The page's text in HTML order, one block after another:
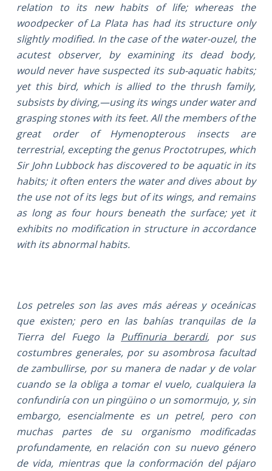
relation to its new habits of life; whereas the
woodpecker of La Plata has had its structure only
slightly modified. In the case of the water-ouzel, the
acutest observer, by examining its dead body,
would never have suspected its sub-aquatic habits;
yet this bird, which is allied to the thrush family,
subsists by diving,—using its wings under water and
grasping stones with its feet. All the members of the
great order of Hymenopterous insects are
terrestrial, excepting the genus Proctotrupes, which
Sir John Lubbock has discovered to be aquatic in its
habits; it often enters the water and dives about by
the use not of its legs but of its wings, and remains
as long as four hours beneath the surface; yet it
exhibits no modification in structure in accordance
with its abnormal habits.
Los petreles son las aves más aéreas y oceánicas
que existen; pero en las bahías tranquilas de la
Tierra del Fuego la Puffinuria berardi, por sus
costumbres generales, por su asombrosa facultad
de zambullirse, por su manera de nadar y de volar
cuando se la obliga a tomar el vuelo, cualquiera la
confundiría con un pingüino o un somormujo, y, sin
embargo, esencialmente es un petrel, pero con
muchas partes de su organismo modificadas
profundamente, en relación con su nuevo género
de vida, mientras que la conformación del pájaro